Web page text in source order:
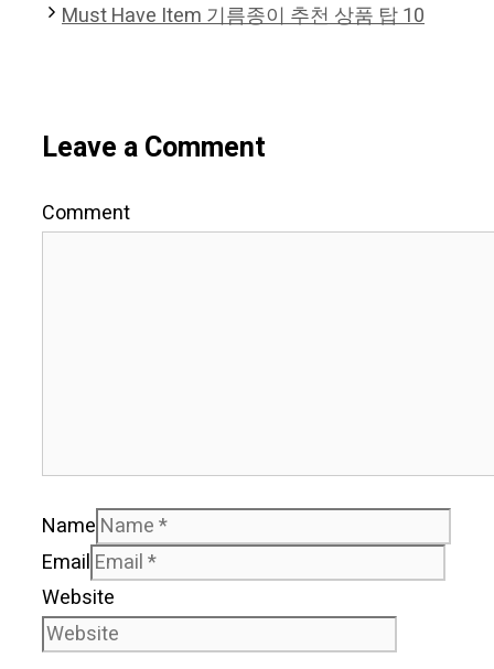
Must Have Item 기름종이 추천 상품 탑 10
Leave a Comment
Comment
Name
Email
Website